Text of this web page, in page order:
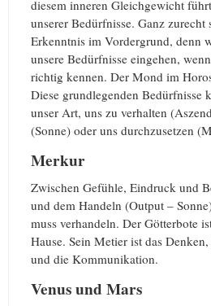
diesem inneren Gleichgewicht
unserer Bedürfnisse. Ganz zurecht
Erkenntnis im Vordergrund, denn
unsere Bedürfnisse eingehen,
richtig kennen. Der Mond im
Diese grundlegenden Bedürfnisse
unser Art, uns zu verhalten
(Sonne) oder uns durchzusetzen
Merkur
Zwischen Gefühle, Eindruck und
und dem Handeln (Output –
muss verhandeln. Der Götterbote
Hause. Sein Metier ist das
und die Kommunikation.
Venus und Mars